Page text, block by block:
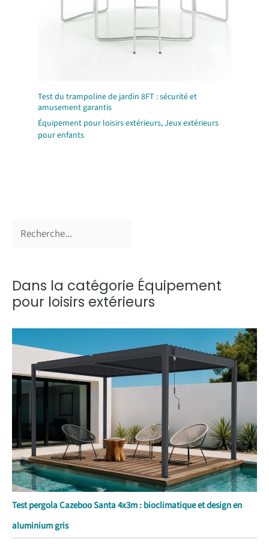
Test du trampoline de jardin 8FT : sécurité et
amusement garantis
Équipement pour loisirs extérieurs,Jeux extérieurs
pour enfants
Dans la catégorie Équipement
pour loisirs extérieurs
Test pergola Cazeboo Santa 4x3m : bioclimatique et design en
aluminium gris